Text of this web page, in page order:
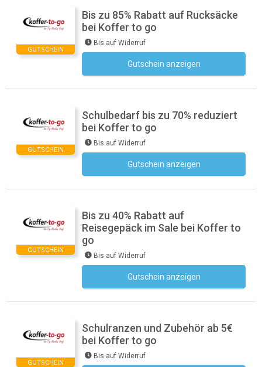
GUTSCHEIN
Bis zu 85% Rabatt auf Rucksäcke
bei Koffer to go
Bis auf Widerruf
Gutschein anzeigen
GUTSCHEIN
Schulbedarf bis zu 70% reduziert
bei Koffer to go
Bis auf Widerruf
Gutschein anzeigen
GUTSCHEIN
Bis zu 40% Rabatt auf
Reisegepäck im Sale bei Koffer to
go
Bis auf Widerruf
Gutschein anzeigen
GUTSCHEIN
Schulranzen und Zubehör ab 5€
bei Koffer to go
Bis auf Widerruf